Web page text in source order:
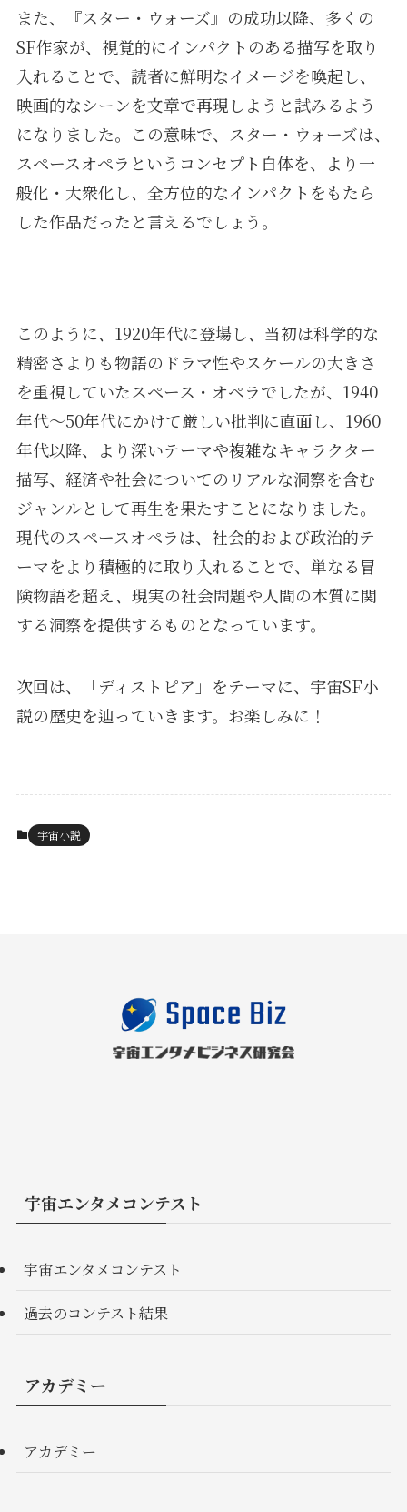
また、『スター・ウォーズ』の成功以降、多くの
SF作家が、視覚的にインパクトのある描写を取り
入れることで、読者に鮮明なイメージを喚起し、
映画的なシーンを文章で再現しようと試みるよう
になりました。この意味で、スター・ウォーズは、
スペースオペラというコンセプト自体を、より一
般化・大衆化し、全方位的なインパクトをもたら
した作品だったと言えるでしょう。
このように、1920年代に登場し、当初は科学的な
精密さよりも物語のドラマ性やスケールの大きさ
を重視していたスペース・オペラでしたが、1940
年代〜50年代にかけて厳しい批判に直面し、1960
年代以降、より深いテーマや複雑なキャラクター
描写、経済や社会についてのリアルな洞察を含む
ジャンルとして再生を果たすことになりました。
現代のスペースオペラは、社会的および政治的テ
ーマをより積極的に取り入れることで、単なる冒
険物語を超え、現実の社会問題や人間の本質に関
する洞察を提供するものとなっています。
次回は、「ディストピア」をテーマに、宇宙SF小
説の歴史を辿っていきます。お楽しみに！
宇宙小説
宇宙エンタメコンテスト
宇宙エンタメコンテスト
過去のコンテスト結果
アカデミー
アカデミー